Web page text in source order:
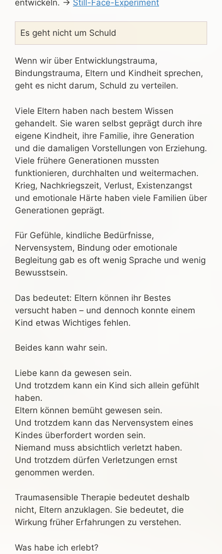
entwickeln. → Still-Face-Experiment
Es geht nicht um Schuld
Wenn wir über Entwicklungstrauma,
Bindungstrauma, Eltern und Kindheit sprechen,
geht es nicht darum, Schuld zu verteilen.
Viele Eltern haben nach bestem Wissen
gehandelt. Sie waren selbst geprägt durch ihre
eigene Kindheit, ihre Familie, ihre Generation
und die damaligen Vorstellungen von Erziehung.
Viele frühere Generationen mussten
funktionieren, durchhalten und weitermachen.
Krieg, Nachkriegszeit, Verlust, Existenzangst
und emotionale Härte haben viele Familien über
Generationen geprägt.
Für Gefühle, kindliche Bedürfnisse,
Nervensystem, Bindung oder emotionale
Begleitung gab es oft wenig Sprache und wenig
Bewusstsein.
Das bedeutet: Eltern können ihr Bestes
versucht haben – und dennoch konnte einem
Kind etwas Wichtiges fehlen.
Beides kann wahr sein.
Liebe kann da gewesen sein.
Und trotzdem kann ein Kind sich allein gefühlt
haben.
Eltern können bemüht gewesen sein.
Und trotzdem kann das Nervensystem eines
Kindes überfordert worden sein.
Niemand muss absichtlich verletzt haben.
Und trotzdem dürfen Verletzungen ernst
genommen werden.
Traumasensible Therapie bedeutet deshalb
nicht, Eltern anzuklagen. Sie bedeutet, die
Wirkung früher Erfahrungen zu verstehen.
Was habe ich erlebt?